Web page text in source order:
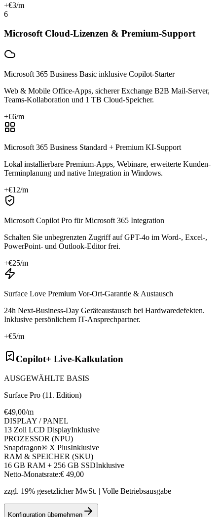
+€3/m
6
Microsoft Cloud-Lizenzen & Premium-Support
Microsoft 365 Business Basic inklusive Copilot-Starter
Web & Mobile Office-Apps, sicherer Exchange B2B Mail-Server,
Teams-Kollaboration und 1 TB Cloud-Speicher.
+€6/m
Microsoft 365 Business Standard + Premium KI-Support
Lokal installierbare Premium-Apps, Webinare, erweiterte Kunden-
Terminplanung und native Integration in Windows.
+€12/m
Microsoft Copilot Pro für Microsoft 365 Integration
Schalten Sie unbegrenzten Zugriff auf GPT-4o im Word-, Excel-,
PowerPoint- und Outlook-Editor frei.
+€25/m
Surface Love Premium Vor-Ort-Garantie & Austausch
24h Next-Business-Day Geräteaustausch bei Hardwaredefekten.
Inklusive persönlichem IT-Ansprechpartner.
+€5/m
Copilot+ Live-Kalkulation
AUSGEWÄHLTE BASIS
Surface Pro (11. Edition)
€49,00/m
DISPLAY / PANEL
13 Zoll LCD DisplayInklusive
PROZESSOR (NPU)
Snapdragon® X PlusInklusive
RAM & SPEICHER (SKU)
16 GB RAM + 256 GB SSDInklusive
Netto-Monatsrate:€ 49,00
zzgl. 19% gesetzlicher MwSt. | Volle Betriebsausgabe
Konfiguration übernehmen